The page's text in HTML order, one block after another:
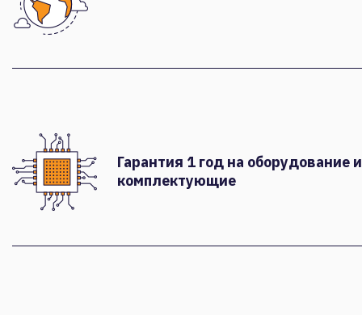
Гарантия 1 год на оборудование и
комплектующие